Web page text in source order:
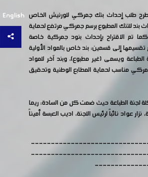
English طرح طلب إحداث بنك جمركي للورنيش الخاص
بند للتنك المطبوع برسم جمركي مرتفع لحماية
كما تم الاقتراح بإحداث بنود جمركية خاصة
تقسيمها إلى قسمين: بند خاص بالمواد الأولية
ويسمى (غير مطبوع)، وبند آخر للمواد
مناسب لحماية المطابع الوطنية وتحقيق
لجنة الطباعة حيث ضمت كل من السادة: ريما
نزار عواد نائباً لرئيس اللجنة، اديب العبسة أميناً